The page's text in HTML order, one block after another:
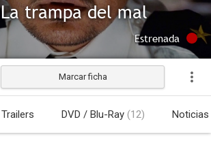
La trampa del mal
Estrenada
Marcar ficha
Trailers DVD / Blu-Ray (12) Noticias